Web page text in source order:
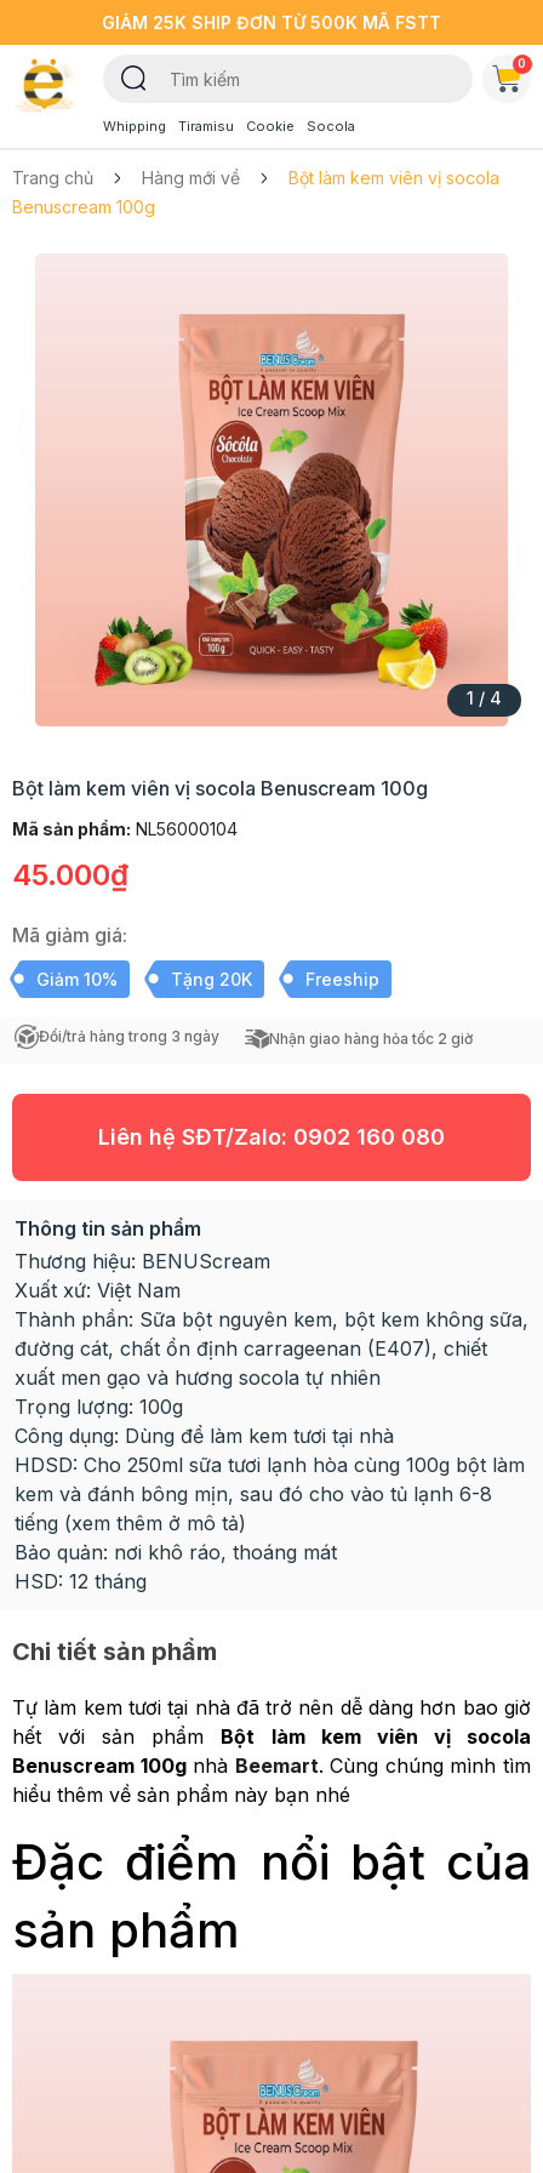
GIẢM 25K SHIP ĐƠN TỪ 500K MÃ FSTT
Whipping Tiramisu Cookie Socola
0
Trang chủ Hàng mới về
Bột làm kem viên vị socola
Benuscream 100g
1 / 4
Bột làm kem viên vị socola Benuscream 100g
Mã sản phẩm: NL56000104
45.000₫
Mã giảm giá:
Giảm 10% Tặng 20K Freeship
Đổi/trả hàng trong 3 ngày Nhận giao hàng hỏa tốc 2 giờ
Liên hệ SĐT/Zalo: 0902 160 080
Thông tin sản phẩm
Thương hiệu: BENUScream
Xuất xứ: Việt Nam
Thành phần: Sữa bột nguyên kem, bột kem không sữa,
đường cát, chất ổn định carrageenan (E407), chiết
xuất men gạo và hương socola tự nhiên
Trọng lượng: 100g
Công dụng: Dùng để làm kem tươi tại nhà
HDSD: Cho 250ml sữa tươi lạnh hòa cùng 100g bột làm
kem và đánh bông mịn, sau đó cho vào tủ lạnh 6-8
tiếng (xem thêm ở mô tả)
Bảo quản: nơi khô ráo, thoáng mát
HSD: 12 tháng
Chi tiết sản phẩm
Tự làm kem tươi tại nhà đã trở nên dễ dàng hơn bao giờ
hết với sản phẩm Bột làm kem viên vị socola
Benuscream 100gnhà Beemart. Cùng chúng mình tìm
hiểu thêm về sản phẩm này bạn nhé
Đặc điểm nổi bật của
sản phẩm